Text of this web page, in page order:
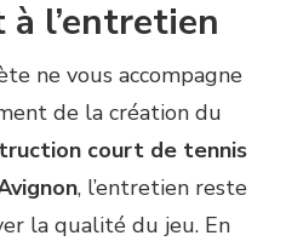
l’entretien
ne vous accompagne
de la création du
court de tennis
, l’entretien reste
la qualité du jeu. En